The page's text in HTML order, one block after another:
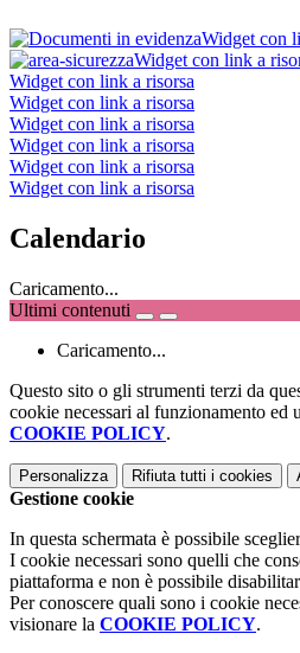
Widget con
Widget con link a
Widget con link a risorsa
Widget con link a risorsa
Widget con link a risorsa
Widget con link a risorsa
Widget con link a risorsa
Widget con link a risorsa
Calendario
Caricamento...
Ultimi contenuti
Caricamento...
Questo sito o gli strumenti terzi da
cookie necessari al funzionamento
COOKIE POLICY.
Personalizza Rifiuta tutti i cookies
Gestione cookie
In questa schermata è possibile
I cookie necessari sono quelli che
piattaforma e non è possibile
Per conoscere quali sono i cookie
visionare la COOKIE POLICY.